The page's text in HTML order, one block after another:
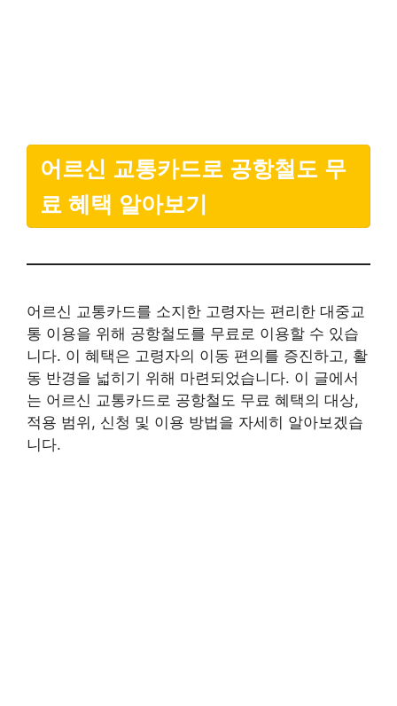
어르신 교통카드로 공항철도 무
료 혜택 알아보기
어르신 교통카드를 소지한 고령자는 편리한 대중교
통 이용을 위해 공항철도를 무료로 이용할 수 있습
니다. 이 혜택은 고령자의 이동 편의를 증진하고, 활
동 반경을 넓히기 위해 마련되었습니다. 이 글에서
는 어르신 교통카드로 공항철도 무료 혜택의 대상,
적용 범위, 신청 및 이용 방법을 자세히 알아보겠습
니다.